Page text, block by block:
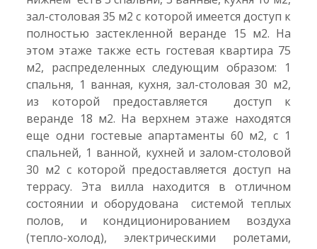
зал-столовая 35 м2 с которой имеется доступ к
полностью застекленной веранде 15 м2. На
этом этаже также есть гостевая квартира 75
м2, распределенных следующим образом: 1
спальня, 1 ванная, кухня, зал-столовая 30 м2,
из которой предоставляется доступ к
веранде 18 м2. На верхнем этаже находятся
еще одни гостевые апартаменты 60 м2, с 1
спальней, 1 ванной, кухней и залом-столовой
30 м2 с которой предоставляется доступ на
террасу. Эта вилла находится в отличном
состоянии и оборудована системой теплых
полов, и кондиционированием воздуха
(тепло-холод), электрическими ролетами,